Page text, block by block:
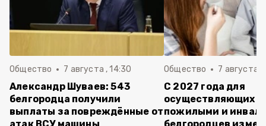
Общество 7 августа , 14:30
Александр Шуваев: 543
белгородца получили
выплаты за повреждённые от
Общество 7 августа ,
С 2027 года для
осуществляющих
пожилыми и